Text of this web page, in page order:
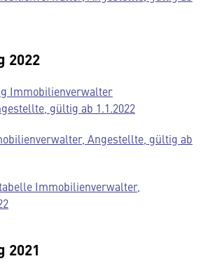
2022
Immobilienverwalter
gültig ab 1.1.2022
Angestellte, gültig ab
Immobilienverwalter,
2021